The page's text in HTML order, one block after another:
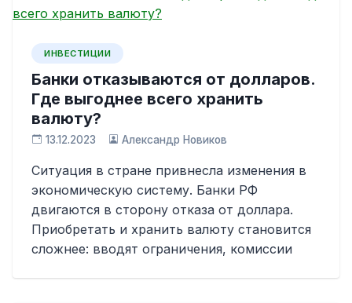
ИНВЕСТИЦИИ
Банки отказываются от долларов.
Где выгоднее всего хранить
валюту?
13.12.2023 Александр Новиков
Ситуация в стране привнесла изменения в
экономическую систему. Банки РФ
двигаются в сторону отказа от доллара.
Приобретать и хранить валюту становится
сложнее: вводят ограничения, комиссии